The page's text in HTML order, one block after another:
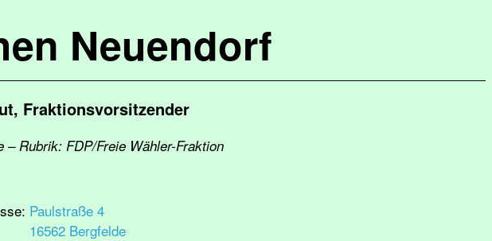
Neuendorf
Fraktionsvorsitzender
– Rubrik: FDP/Freie Wähler-Fraktion
Paulstraße 4
16562 Bergfelde